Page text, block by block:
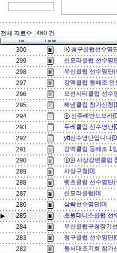
전체 자료수 : 460 건
300
청구클럽선수명
299
신모라클럽 선수
298
우신클럽 선수명
297
강맥클럽 동배조
296
오션시티클럽 선
295
해냄클럽 참가신
294
신주례반도보라
293
두레클럽 선수명
292
ytt선수명단입니다
291
강맥클럽 동배조 1
290
사상강변클럽
289
사상구청[0]
288
렛츠클럽 선수명
287
신모라클럽[0]
286
삼락선수명단[0]
▶
285
초원테니스클럽 선
284
우신클럽구청장기
283
청구클럽 선수명
282
동서대조기회 참